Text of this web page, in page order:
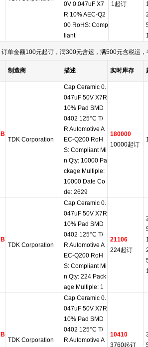
0V 0.047uF X7
R 10% AEC-Q2
00 RoHS: Comp
liant
1起订
单金额100元起订，满300元含运，满500元含税运
制造商 描述 实时库存
TDK Corporation
Cap Ceramic 0.
047uF 50V X7R
10% Pad SMD
0402 125°C T/
R Automotive A
EC-Q200 RoH
S: Compliant Mi
n Qty: 10000 Pa
ckage Multiple:
10000 Date Co
de: 2629
180000
10000起订
TDK Corporation
Cap Ceramic 0.
047uF 50V X7R
10% Pad SMD
0402 125°C T/
R Automotive A
EC-Q200 RoH
S: Compliant Mi
n Qty: 224 Pack
age Multiple: 1
21106
224起订
TDK Corporation
Cap Ceramic 0.
047uF 50V X7R
10% Pad SMD
0402 125°C T/
R Automotive A
10410
3760起订